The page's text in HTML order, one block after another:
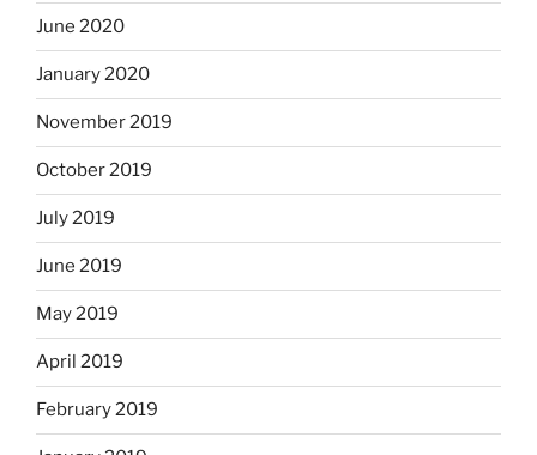
June 2020
January 2020
November 2019
October 2019
July 2019
June 2019
May 2019
April 2019
February 2019